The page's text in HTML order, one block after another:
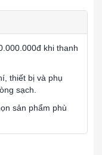
khi thanh
thiết bị và phụ
sạch.
sản phẩm phù